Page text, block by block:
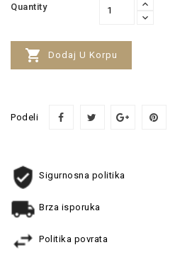
Quantity
 Dodaj U Korpu
Podeli
Sigurnosna politika
Brza isporuka
Politika povrata